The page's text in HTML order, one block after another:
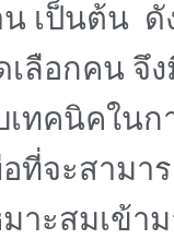
น เป็นต้น
เลือกคน จึง
เทคนิคใน
อที่จะสามา
มาะสมเข้า